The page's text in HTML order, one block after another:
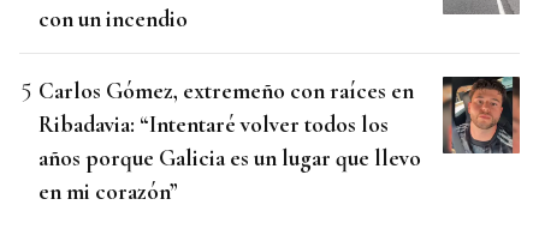
con un incendio
Carlos Gómez, extremeño con raíces en
Ribadavia: “Intentaré volver todos los
años porque Galicia es un lugar que llevo
en mi corazón”